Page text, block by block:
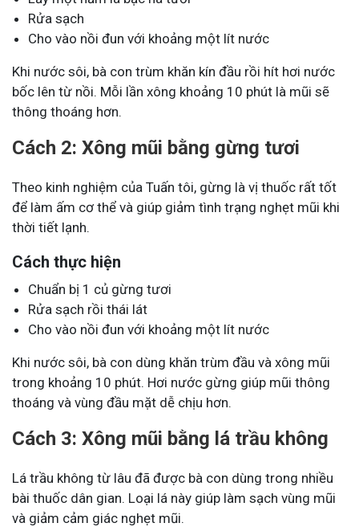
Rửa sạch
Cho vào nồi đun với khoảng một lít nước
Khi nước sôi, bà con trùm khăn kín đầu rồi hít hơi nước
bốc lên từ nồi. Mỗi lần xông khoảng 10 phút là mũi sẽ
thông thoáng hơn.
Cách 2: Xông mũi bằng gừng tươi
Theo kinh nghiệm của Tuấn tôi, gừng là vị thuốc rất tốt
để làm ấm cơ thể và giúp giảm tình trạng nghẹt mũi khi
thời tiết lạnh.
Cách thực hiện
Chuẩn bị 1 củ gừng tươi
Rửa sạch rồi thái lát
Cho vào nồi đun với khoảng một lít nước
Khi nước sôi, bà con dùng khăn trùm đầu và xông mũi
trong khoảng 10 phút. Hơi nước gừng giúp mũi thông
thoáng và vùng đầu mặt dễ chịu hơn.
Cách 3: Xông mũi bằng lá trầu không
Lá trầu không từ lâu đã được bà con dùng trong nhiều
bài thuốc dân gian. Loại lá này giúp làm sạch vùng mũi
và giảm cảm giác nghẹt mũi.